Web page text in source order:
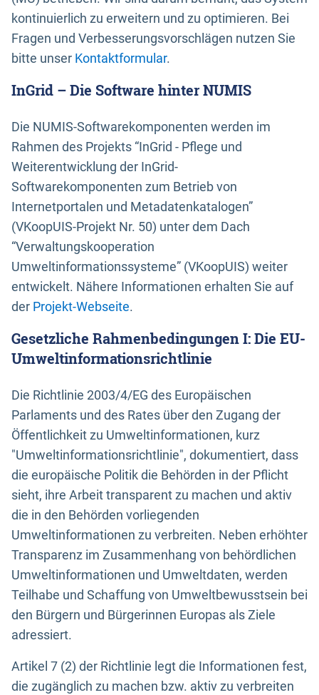
kontinuierlich zu erweitern und zu optimieren. Bei
Fragen und Verbesserungsvorschlägen nutzen Sie
bitte unser Kontaktformular.
InGrid – Die Software hinter NUMIS
Die NUMIS-Softwarekomponenten werden im
Rahmen des Projekts “InGrid - Pflege und
Weiterentwicklung der InGrid-
Softwarekomponenten zum Betrieb von
Internetportalen und Metadatenkatalogen”
(VKoopUIS-Projekt Nr. 50) unter dem Dach
“Verwaltungskooperation
Umweltinformationssysteme” (VKoopUIS) weiter
entwickelt. Nähere Informationen erhalten Sie auf
der Projekt-Webseite.
Gesetzliche Rahmenbedingungen I: Die EU-
Umweltinformationsrichtlinie
Die Richtlinie 2003/4/EG des Europäischen
Parlaments und des Rates über den Zugang der
Öffentlichkeit zu Umweltinformationen, kurz
"Umweltinformationsrichtlinie", dokumentiert, dass
die europäische Politik die Behörden in der Pflicht
sieht, ihre Arbeit transparent zu machen und aktiv
die in den Behörden vorliegenden
Umweltinformationen zu verbreiten. Neben erhöhter
Transparenz im Zusammenhang von behördlichen
Umweltinformationen und Umweltdaten, werden
Teilhabe und Schaffung von Umweltbewusstsein bei
den Bürgern und Bürgerinnen Europas als Ziele
adressiert.
Artikel 7 (2) der Richtlinie legt die Informationen fest,
die zugänglich zu machen bzw. aktiv zu verbreiten